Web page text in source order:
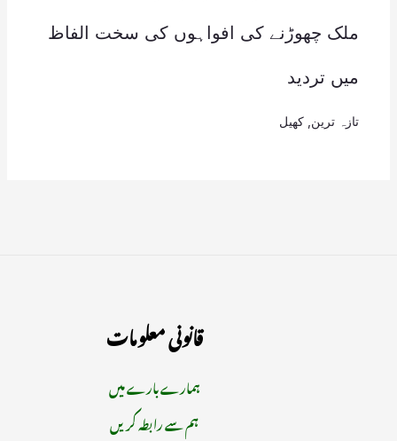
ملک چھوڑنے کی افواہوں کی سخت الفاظ
میں تردید
تازہ ترین کھیل
قانونی معلومات
ہمارے بارے میں
ہم سے رابطہ کریں